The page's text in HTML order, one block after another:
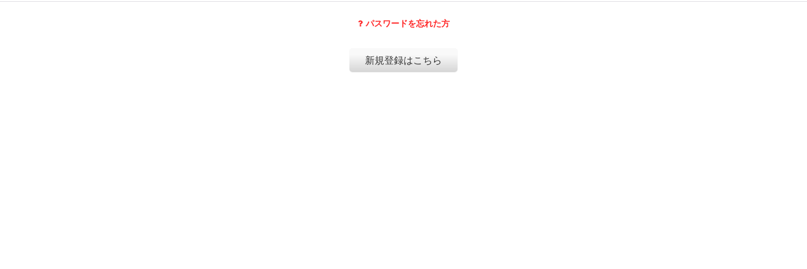
パスワードを忘れた方
新規登録はこちら